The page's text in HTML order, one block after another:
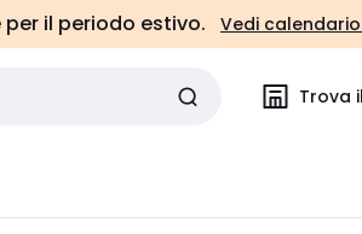
il periodo estivo. Vedi
Trova